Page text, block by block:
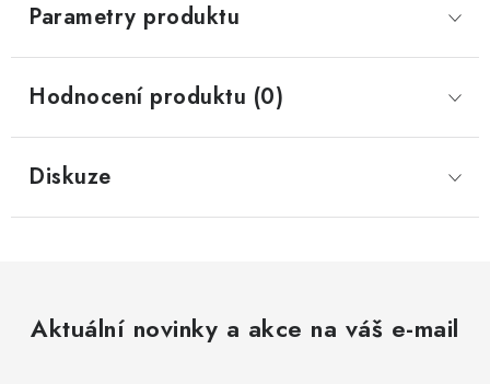
Parametry produktu
Hodnocení produktu (0)
Diskuze
Aktuální novinky a akce na váš e-mail